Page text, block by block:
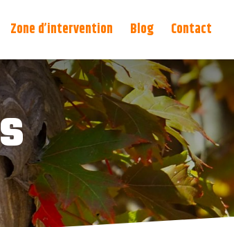
Zone d’intervention Blog Contact